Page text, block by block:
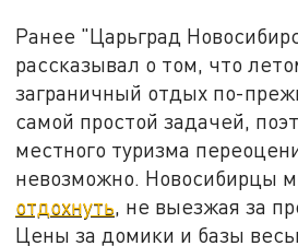
Ранее "Царьград
рассказывал о том, что
заграничный отдых по-
самой простой задачей,
местного туризма
невозможно. Новосибирцы
отдохнуть, не выезжая за
Цены за домики и базы